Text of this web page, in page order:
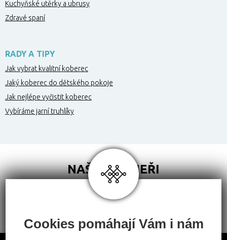
Kuchyňské utěrky a ubrusy
Zdravé spaní
RADY A TIPY
Jak vybrat kvalitní koberec
Jaký koberec do dětského pokoje
Jak nejlépe vyčistit koberec
Vybíráme jarní truhlíky
NAŠI PARTNEŘI
Cookies pomáhají Vám i nám